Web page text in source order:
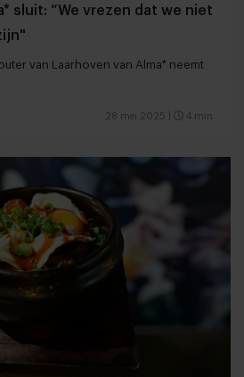
sluit: “We vrezen dat we niet
van Laarhoven van Alma* neemt
28 mei 2025 4 min